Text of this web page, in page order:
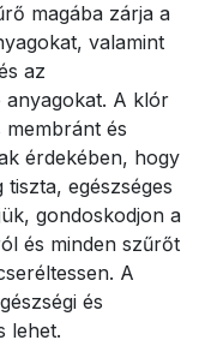
magába zárja a
valamint
az
anyagokat. A klór
és
érdekében, hogy
egészséges
gondoskodjon a
és minden szűrőt
A
és
lehet.